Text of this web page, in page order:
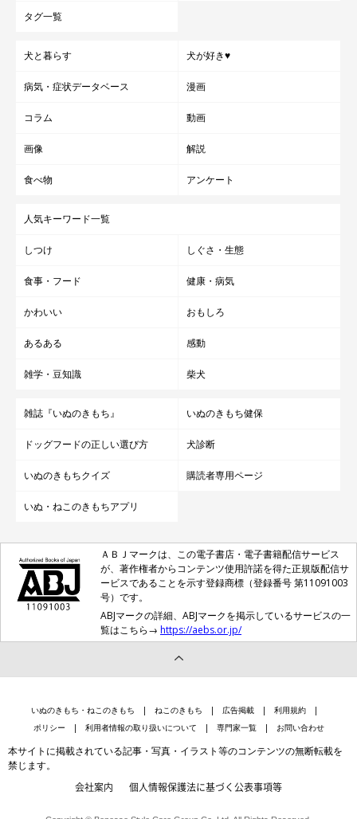
タグ一覧
犬と暮らす 犬が好き♥
病気・症状データベース 漫画
コラム 動画
画像 解説
食べ物 アンケート
人気キーワード一覧
しつけ しぐさ・生態
食事・フード 健康・病気
かわいい おもしろ
あるある 感動
雑学・豆知識 柴犬
雑誌『いぬのきもち』 いぬのきもち健保
ドッグフードの正しい選び方 犬診断
いぬのきもちクイズ 購読者専用ページ
いぬ・ねこのきもちアプリ
ＡＢＪマークは、この電子書店・電子書籍配信サービス
が、著作権者からコンテンツ使用許諾を得た正規版配信サ
ービスであることを示す登録商標（登録番号 第11091003
号）です。
ABJマークの詳細、ABJマークを掲示しているサービスの一
覧はこちら→ https://aebs.or.jp/
いぬのきもち・ねこのきもち ねこのきもち 広告掲載
利用規約
ポリシー
利用者情報の取り扱いについて 専門家一覧 お問い合わせ
本サイトに掲載されている記事・写真・イラスト等のコンテンツの無断転載を
禁じます。
会社案内 個人情報保護法に基づく公表事項等